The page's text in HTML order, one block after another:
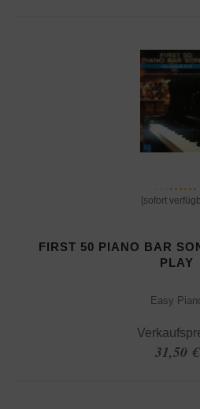
[sofort
FIRST 50 PIANO BAR
PLAY
Easy
31,50 €